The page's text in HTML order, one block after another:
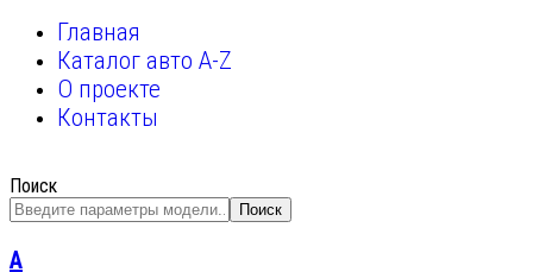
Главная
Каталог авто A-Z
О проекте
Контакты
Поиск
Поиск
A